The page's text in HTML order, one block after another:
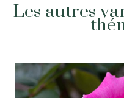
Les autres